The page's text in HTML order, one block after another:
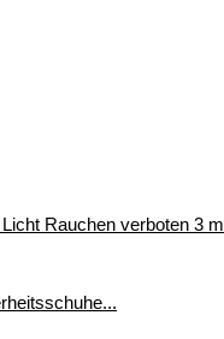
Rauchen verboten 3